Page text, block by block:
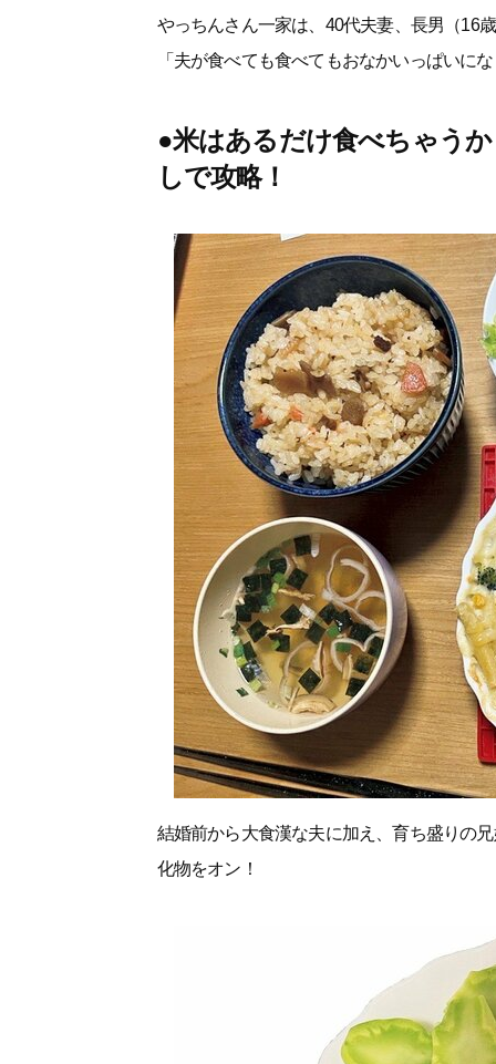
やっちんさん一家は、40代夫妻、長男（16
「夫が食べても食べてもおなかいっぱいに
●米はあるだけ食べちゃう
しで攻略！
結婚前から大食漢な夫に加え、育ち盛りの
化物をオン！